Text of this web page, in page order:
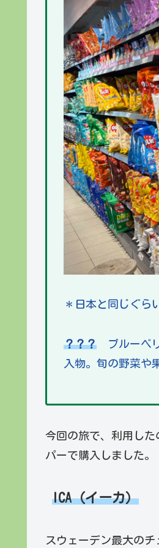
＊日本と同じぐら
？？？ ブルーベ
入物。旬の野菜や
今回の旅で、利用し
パーで購入しました。
ICA（イーカ）
スウェーデン最大の